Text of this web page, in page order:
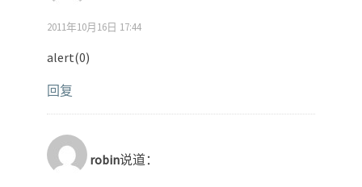
2011年10月16日 17:44
alert(0)
回复
robin说道：